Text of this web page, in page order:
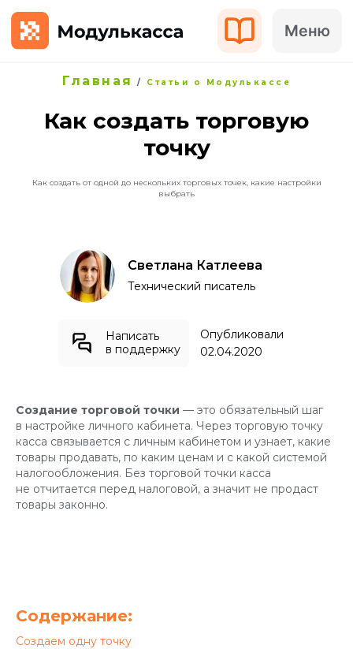
Меню
Главная / Статьи о Модулькассе
Как создать торговую
точку
Как создать от одной до нескольких торговых точек, какие настройки
выбрать
Написать
в поддержку
Светлана Катлеева
Технический писатель
Опубликовали
02.04.2020
Создание торговой точки — это обязательный шаг
в настройке личного кабинета. Через торговую точку
касса связывается с личным кабинетом и узнает, какие
товары продавать, по каким ценам и с какой системой
налогообложения. Без торговой точки касса
не отчитается перед налоговой, а значит не продаст
товары законно.
Содержание:
Создаем одну точку